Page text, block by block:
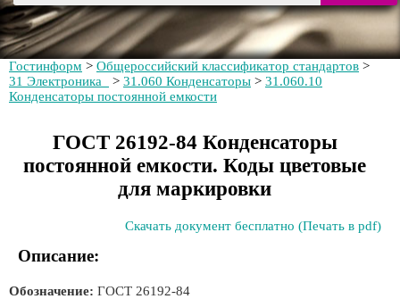
Гостинформ > Общероссийский классификатор стандартов >
31 Электроника
> 31.060 Конденсаторы > 31.060.10
Конденсаторы постоянной емкости
ГОСТ 26192-84 Конденсаторы
постоянной емкости. Коды цветовые
для маркировки
Скачать документ бесплатно (Печать в pdf)
Описание:
Обозначение: ГОСТ 26192-84